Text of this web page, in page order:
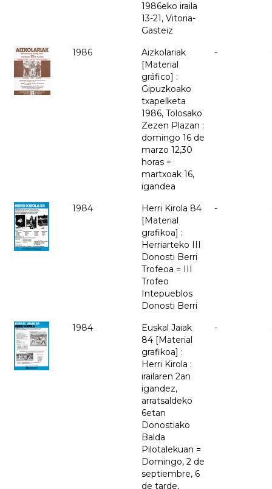
1986eko iraila
13-21, Vitoria-
Gasteiz
1986
Aizkolariak
[Material
gráfico] :
Gipuzkoako
txapelketa
1986, Tolosako
Zezen Plazan :
domingo 16 de
marzo 12,30
horas =
martxoak 16,
igandea
-
1984
Herri Kirola 84
[Material
grafikoa] :
Herriarteko III
Donosti Berri
Trofeoa = III
Trofeo
Intepueblos
Donosti Berri
-
1984
Euskal Jaiak
84 [Material
grafikoa] :
Herri Kirola :
irailaren 2an
igandez,
arratsaldeko
6etan
Donostiako
Balda
Pilotalekuan =
Domingo, 2 de
septiembre, 6
de tarde,
-